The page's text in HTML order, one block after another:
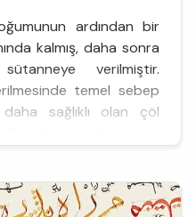
ardından bir
kalmış, daha sonra
verilmiştir.
temel sebep
sağlıklı olan çöl
kolu...